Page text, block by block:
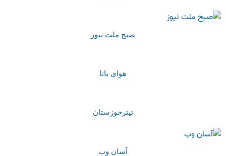
صبح ملت نیوز
هوای بانا
تیترخوزستان
آسان وب